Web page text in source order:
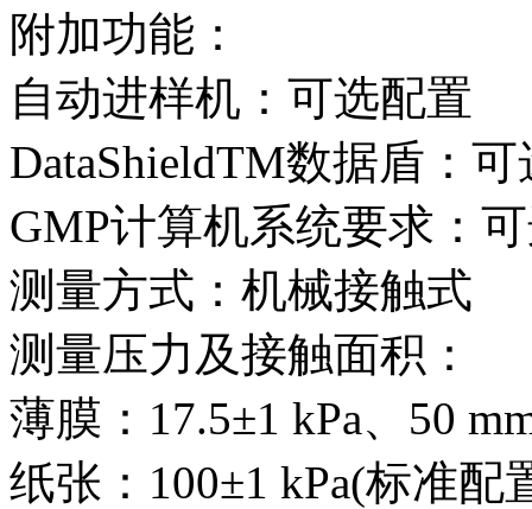
附加功能：
自动进样机：可选配置
DataShieldTM数据盾：
GMP计算机系统要求：
测量方式：机械接触式
测量压力及接触面积：
薄膜：17.5±1 kPa、50
纸张：100±1 kPa(标准配